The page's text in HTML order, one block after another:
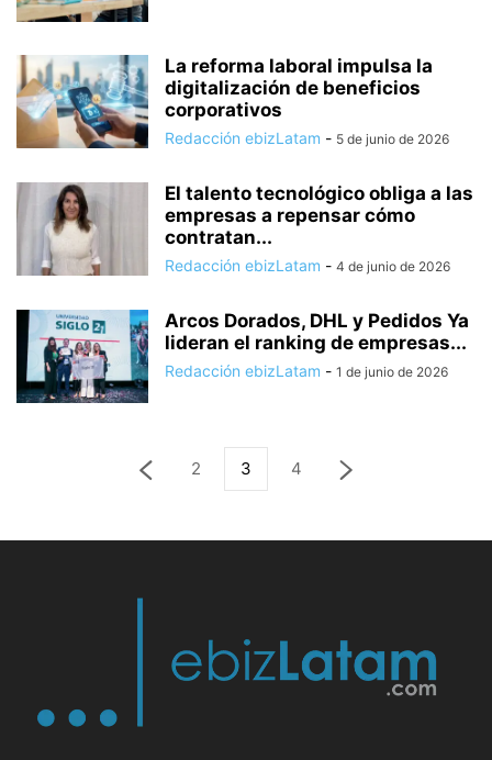
La reforma laboral impulsa la
digitalización de beneficios
corporativos
Redacción ebizLatam - 5 de junio de 2026
El talento tecnológico obliga a las
empresas a repensar cómo
contratan...
Redacción ebizLatam - 4 de junio de 2026
Arcos Dorados, DHL y Pedidos Ya
lideran el ranking de empresas...
Redacción ebizLatam - 1 de junio de 2026
2 3 4